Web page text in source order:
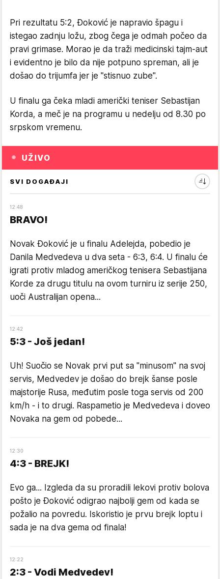
Pri rezultatu 5:2, Đoković je napravio špagu i
istegao zadnju ložu, zbog čega je odmah počeo da
pravi grimase. Morao je da traži medicinski tajm-aut
i evidentno je bilo da nije potpuno spreman, ali je
došao do trijumfa jer je "stisnuo zube".
U finalu ga čeka mladi američki teniser Sebastijan
Korda, a meč je na programu u nedelju od 8.30 po
srpskom vremenu.
UŽIVO
SVI DOGAĐAJI
12:48
BRAVO!
Novak Đoković je u finalu Adelejda, pobedio je
Danila Medvedeva u dva seta - 6:3, 6:4. U finalu će
igrati protiv mladog američkog tenisera Sebastijana
Korde za drugu titulu na ovom turniru iz serije 250,
uoči Australijan opena...
12:42
5:3 - Još jedan!
Uh! Suočio se Novak prvi put sa "minusom" na svoj
servis, Medvedev je došao do brejk šanse posle
majstorije Rusa, međutim posle toga servis od 200
km/h - i to drugi. Raspametio je Medvedeva i doveo
Novaka na gem od pobede...
12:30
4:3 - BREJK!
Evo ga... Izgleda da su proradili lekovi protiv bolova
pošto je Đoković odigrao najbolji gem od kada se
požalio na povredu. Iskoristio je prvu brejk loptu i
sada je na dva gema od finala!
12:22
2:3 - Vodi Medvedev!